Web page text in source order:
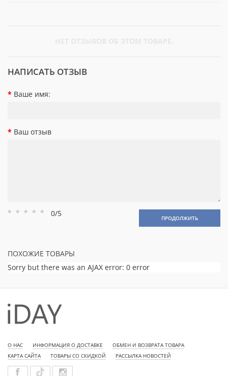
НАПИСАТЬ ОТЗЫВ
Ваше имя:
Ваш отзыв
Рейтинг
Рейтинг
Рейтинг
Рейтинг
Рейтинг
0/5 ПРОДОЛЖИТЬ
ПОХОЖИЕ ТОВАРЫ
Sorry but there was an AJAX error: 0 error
О НАС ИНФОРМАЦИЯ О ДОСТАВКЕ
ОБМЕН И ВОЗВРАТА ТОВАРА
КАРТА САЙТА
ТОВАРЫ СО СКИДКОЙ РАССЫЛКА НОВОСТЕЙ